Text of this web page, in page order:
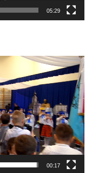
05:29
00:17